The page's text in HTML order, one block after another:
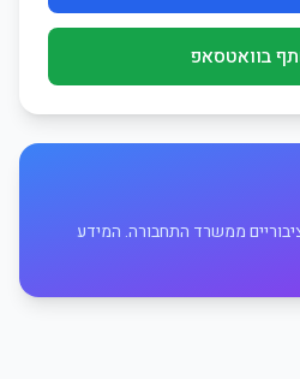
בוואטסאפ
ממשרד התחבורה. המידע